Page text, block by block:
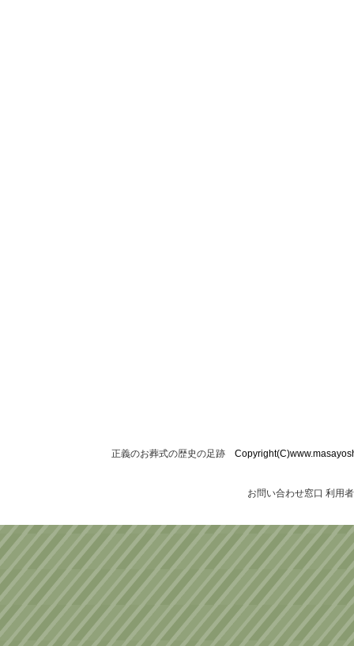
正義のお葬式の歴史の足跡
お問い合わせ窓口 利用